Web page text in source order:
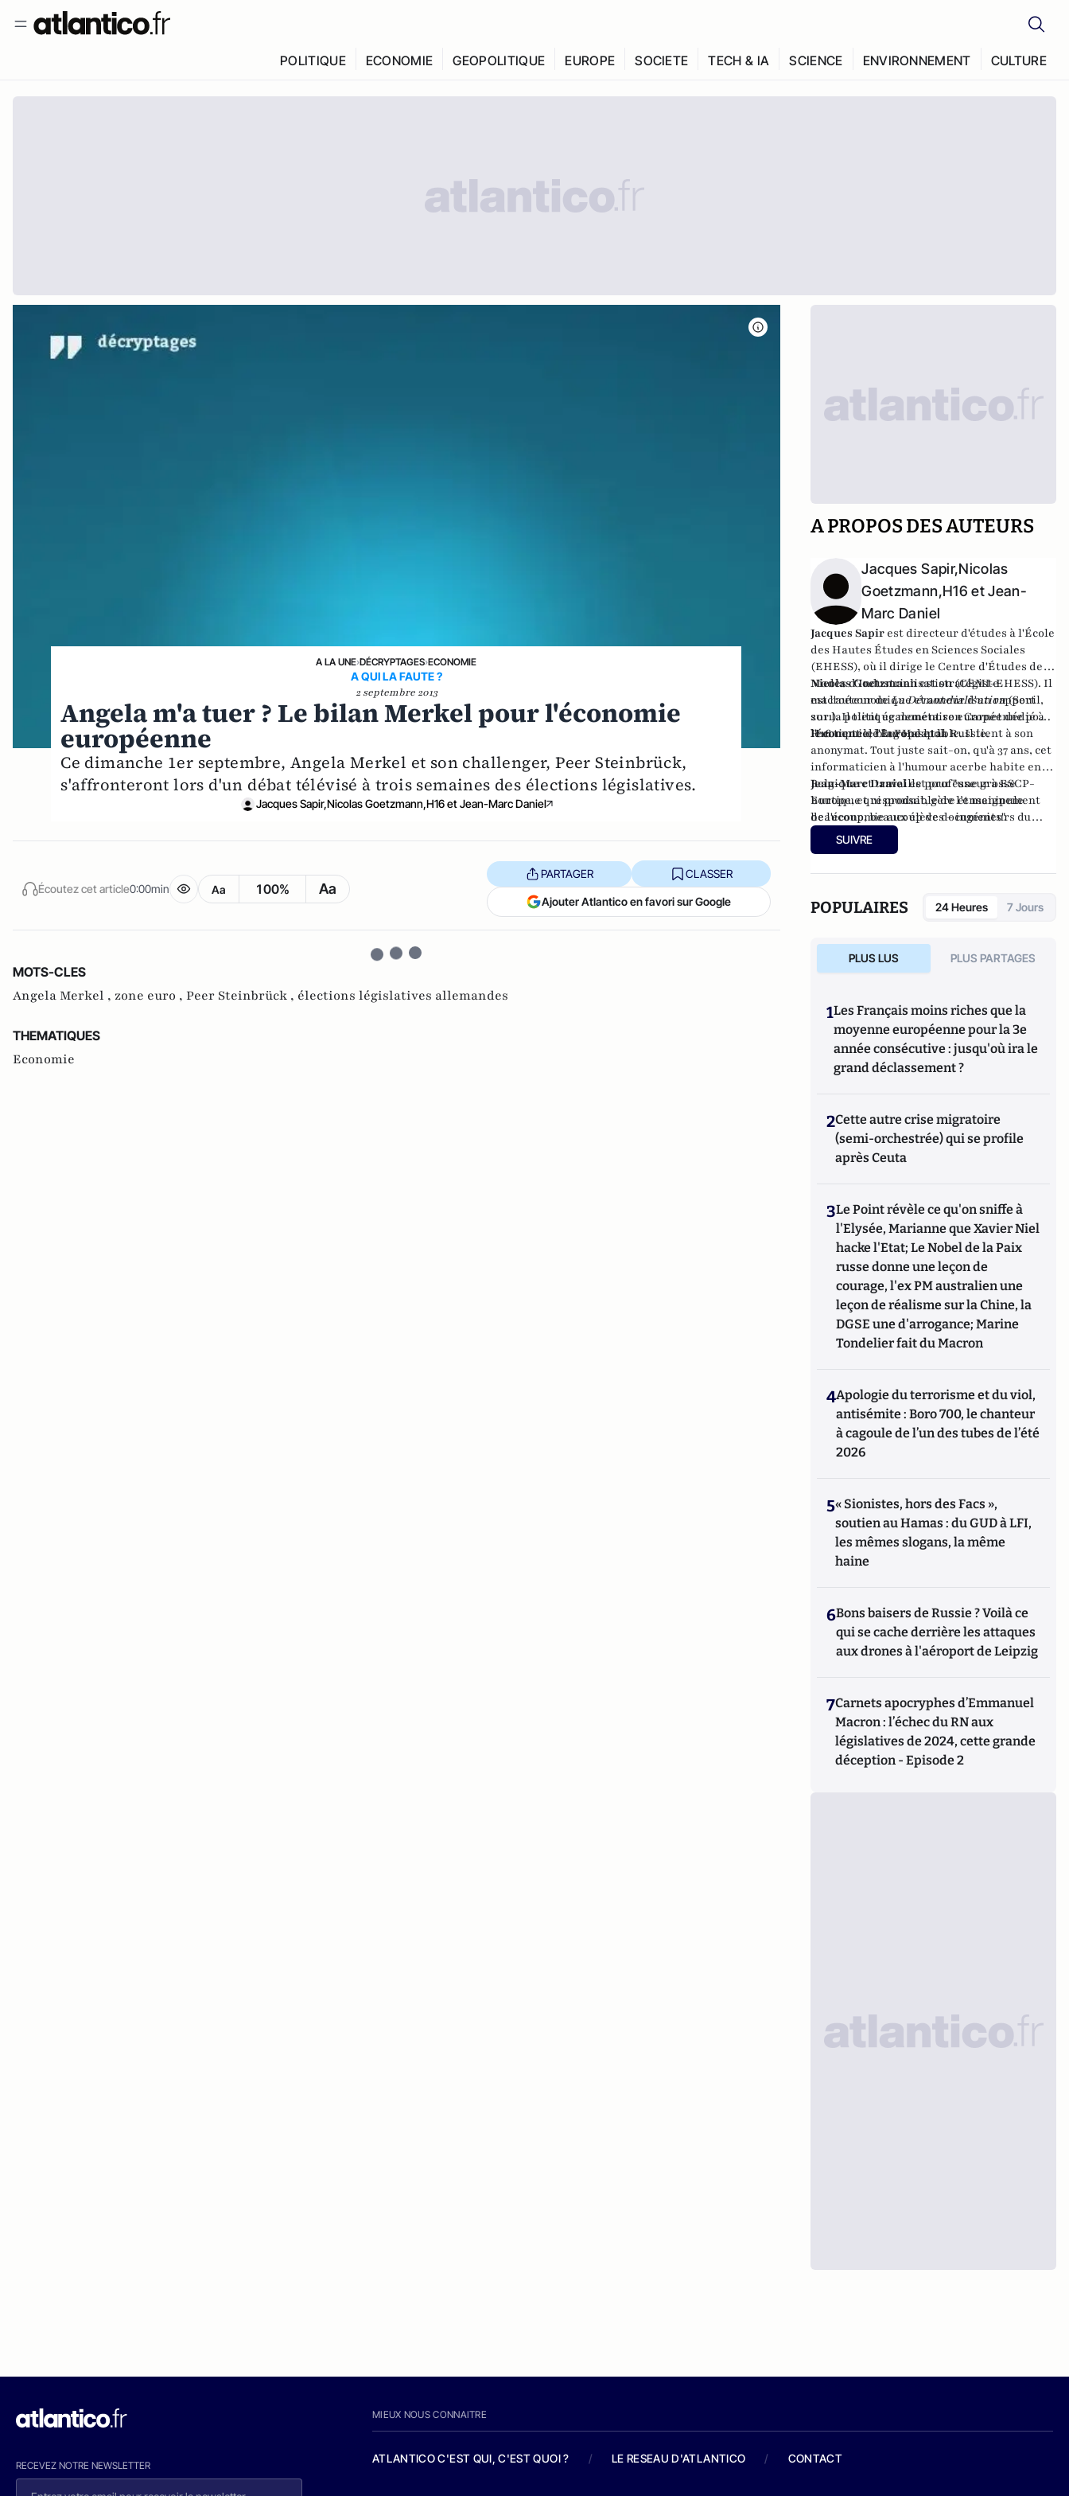
POLITIQUE ECONOMIE GEOPOLITIQUE EUROPE SOCIETE TECH & IA SCIENCE ENVIRONNEMENT CULTURE
A LA UNE›DÉCRYPTAGES›ECONOMIE
A QUI LA FAUTE ?
2 septembre 2013
Angela m'a tuer ? Le bilan Merkel pour l'économie
européenne
Ce dimanche 1er septembre, Angela Merkel et son challenger, Peer Steinbrück,
s'affronteront lors d'un débat télévisé à trois semaines des élections législatives.
Jacques Sapir,Nicolas Goetzmann,H16 et Jean-Marc Daniel
Écoutez cet article0:00min Aa 100% Aa
PARTAGER CLASSER
Ajouter Atlantico en favori sur Google
MOTS-CLES
Angela Merkel , zone euro , Peer Steinbrück , élections législatives allemandes
THEMATIQUES
Economie
A PROPOS DES AUTEURS
Jacques Sapir,Nicolas
Goetzmann,H16 et Jean-
Marc Daniel
Jacques Sapir est directeur d'études à l'École
des Hautes Études en Sciences Sociales
(EHESS), où il dirige le Centre d'Études des
Modes d'Industrialisation (CEMI-EHESS). Il
est l'auteur deLa Démondialisation(Seuil,
2011).Il tient également sonCarnet dédié à
l'économie, l'Europe et la Russie.
Nicolas Goetzmannest stratégiste
macroéconomique et auteur d'un rapport
sur la politique monétaire européenne pour
le compte de la Fondapol.
H16tient le blogHashtable.Il tient à son
anonymat. Tout juste sait-on, qu'à 37 ans, cet
informaticien à l'humour acerbe habite en
Belgique et travaille pour "une grosse
boutique qui produit, gère et manipule
beaucoup, beaucoup de documents".
Jean-Marc Danielest professeur à ESCP-
Europe, et responsable de l’enseignement
de l'économie aux élèves – ingénieurs du
Corps des mines.
SUIVRE
POPULAIRES 24 Heures 7 Jours
PLUS LUS PLUS PARTAGES
1Les Français moins riches que la
moyenne européenne pour la 3e
année consécutive : jusqu'où ira le
grand déclassement ?
2Cette autre crise migratoire
(semi-orchestrée) qui se profile
après Ceuta
3Le Point révèle ce qu'on sniffe à
l'Elysée, Marianne que Xavier Niel
hacke l'Etat; Le Nobel de la Paix
russe donne une leçon de
courage, l'ex PM australien une
leçon de réalisme sur la Chine, la
DGSE une d'arrogance; Marine
Tondelier fait du Macron
4Apologie du terrorisme et du viol,
antisémite : Boro 700, le chanteur
à cagoule de l’un des tubes de l’été
2026
5« Sionistes, hors des Facs »,
soutien au Hamas : du GUD à LFI,
les mêmes slogans, la même
haine
6Bons baisers de Russie ? Voilà ce
qui se cache derrière les attaques
aux drones à l'aéroport de Leipzig
7Carnets apocryphes d’Emmanuel
Macron : l’échec du RN aux
législatives de 2024, cette grande
déception - Episode 2
RECEVEZ NOTRE NEWSLETTER
MIEUX NOUS CONNAITRE
ATLANTICO C'EST QUI, C'EST QUOI ? / LE RESEAU D'ATLANTICO / CONTACT